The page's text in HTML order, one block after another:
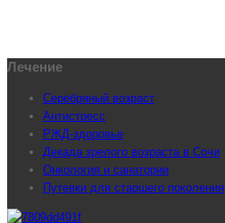
Лечение
Серебряный возраст
Антистресс
РЖД-здоровье
Декада зрелого возраста в Сочи
Онкология и санатории
Путевки для старшего поколения